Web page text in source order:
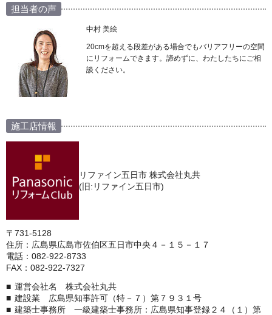
担当者の声
中村 美絵
20cmを超える段差がある場合でもバリアフリーの空間
にリフォームできます。諦めずに、わたしたちにご相
談ください。
施工店情報
リファイン五日市 株式会社丸共
(旧:リファイン五日市)
〒731-5128
住所：広島県広島市佐伯区五日市中央４－１５－１７
電話：082-922-8733
FAX：082-922-7327
運営会社名 株式会社丸共
建設業 広島県知事許可（特－７）第７９３１号
建築士事務所 一級建築士事務所：広島県知事登録２４（１）第